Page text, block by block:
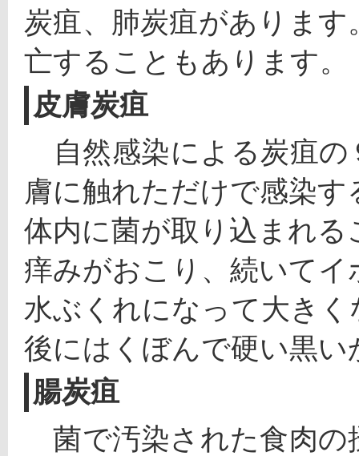
炭疽、肺炭疽がありま
亡することもあります。
皮膚炭疽
自然感染による炭疽の
膚に触れただけで感染
体内に菌が取り込まれ
痒みがおこり、続いて
水ぶくれになって大き
後にはくぼんで硬い黒
腸炭疽
菌で汚染された食肉の